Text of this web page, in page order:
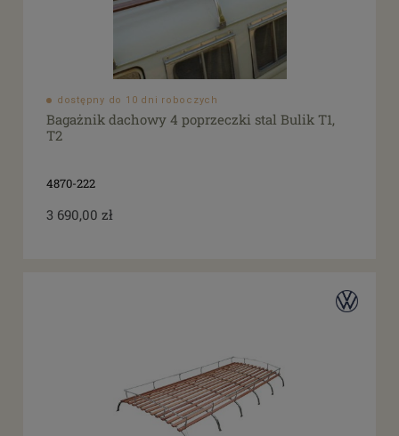
dostępny do 10 dni roboczych
Bagażnik dachowy 4 poprzeczki stal Bulik T1,
T2
4870-222
3 690,00 zł